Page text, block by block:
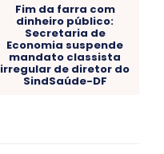
Fim da farra com
dinheiro público:
Secretaria de
Economia suspende
mandato classista
irregular de diretor do
SindSaúde-DF